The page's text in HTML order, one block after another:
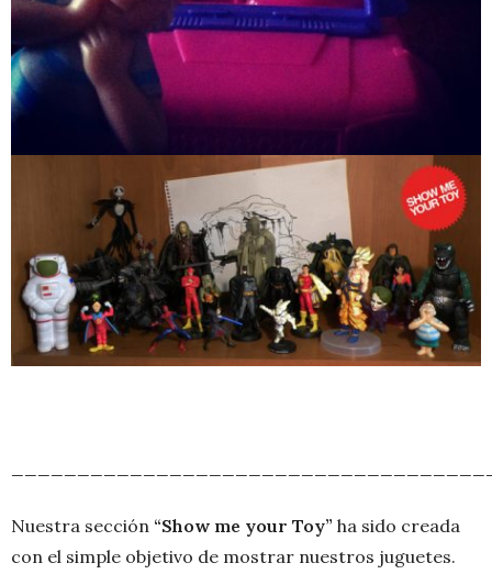
Nuestra sección “Show me your Toy” ha sido creada
con el simple objetivo de mostrar nuestros juguetes.